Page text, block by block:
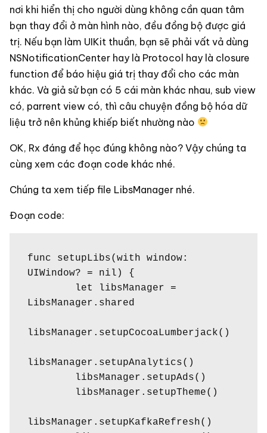
nơi khi hiển thị cho người dùng không cần quan tâm
bạn thay đổi ở màn hình nào, đều đồng bộ được giá
trị. Nếu bạn làm UIKit thuần, bạn sẽ phải vất vả dùng
NSNotificationCenter hay là Protocol hay là closure
function để báo hiệu giá trị thay đổi cho các màn
khác. Và giả sử bạn có 5 cái màn khác nhau, sub view
có, parrent view có, thì câu chuyện đồng bộ hóa dữ
liệu trở nên khủng khiếp biết nhường nào
OK, Rx đáng để học đúng không nào? Vậy chúng ta
cùng xem các đoạn code khác nhé.
Chúng ta xem tiếp file LibsManager nhé.
Đoạn code:
func setupLibs(with window:
UIWindow? = nil) {
LibsManager.shared
libsManager.setupCocoaLumberjack()
libsManager.setupAnalytics()
libsManager.setupKafkaRefresh()